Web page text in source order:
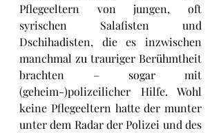
Pflegeeltern von jungen, oft
syrischen Salafisten und
Dschihadisten, die es inzwischen
manchmal zu trauriger Berühmtheit
brachten – sogar mit
(geheim-)polizeilicher Hilfe. Wohl
keine Pflegeeltern hatte der munter
unter dem Radar der Polizei und des